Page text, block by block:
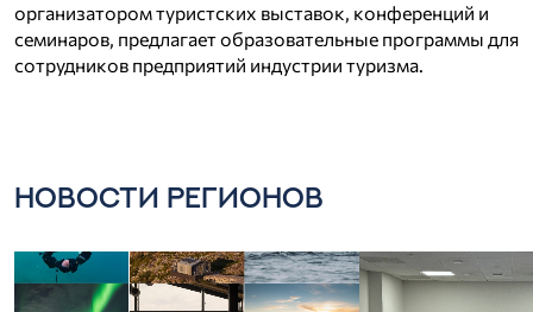
организатором туристских выставок, конференций и
семинаров, предлагает образовательные программы для
сотрудников предприятий индустрии туризма.
НОВОСТИ РЕГИОНОВ